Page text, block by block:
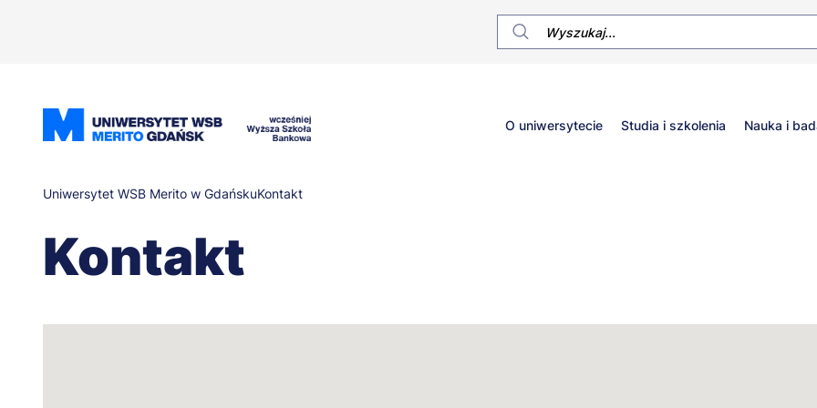
Główne
O uniwersytecie Studia i szkolenia Nauka i
Ścieżka
nawigacyjna
Uniwersytet WSB Merito w GdańskuKontakt
Kontakt